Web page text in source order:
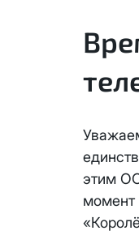
этим
момент